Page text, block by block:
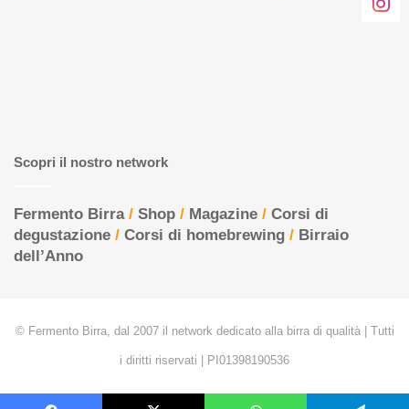
Scopri il nostro network
Fermento Birra/ Shop / Magazine / Corsi di
degustazione / Corsi di homebrewing / Birraio
dell’Anno
© Fermento Birra, dal 2007 il network dedicato alla birra di qualità | Tutti
i diritti riservati | PI01398190536